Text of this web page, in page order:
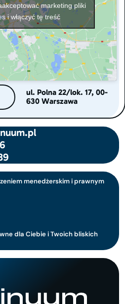
marketing pliki
i włączyć tę treść
ul. Polna 22/lok. 17, 00-
630 Warszawa
menedżerskim i prawnym
dla Ciebie i Twoich bliskich